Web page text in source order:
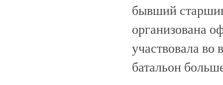
бывший
организована
участвовала во
батальон